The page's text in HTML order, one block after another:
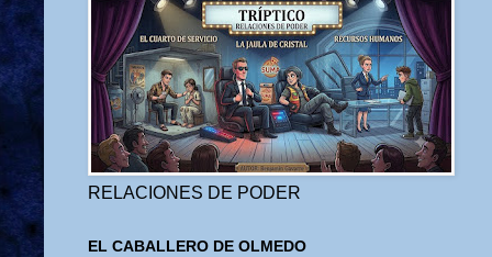
RELACIONES DE PODER
EL CABALLERO DE OLMEDO